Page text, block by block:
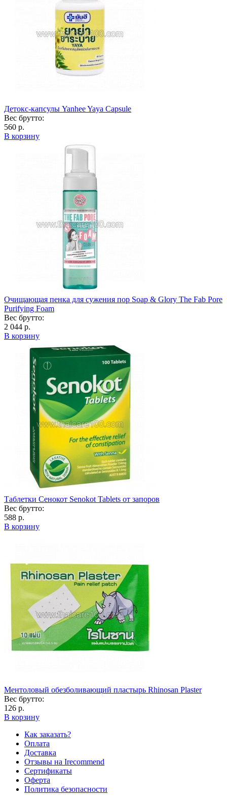
Детокс-капсулы Yanhee Yaya Capsule
Вес брутто:
560 р.
В корзину
Очищающая пенка для сужения пор Soap & Glory The Fab Pore
Purifying Foam
Вес брутто:
2 044 р.
В корзину
Таблетки Сенокот Senokot Tablets от запоров
Вес брутто:
588 р.
В корзину
Ментоловый обезболивающий пластырь Rhinosan Plaster
Вес брутто:
126 р.
В корзину
Как заказать?
Оплата
Доставка
Отзывы на Irecommend
Сертификаты
Оферта
Политика безопасности